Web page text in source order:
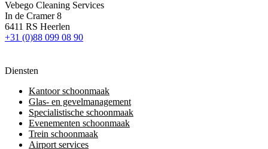
Vebego Cleaning Services
In de Cramer 8
6411 RS Heerlen
+31 (0)88 099 08 90
Diensten
Kantoor schoonmaak
Glas- en gevelmanagement
Specialistische schoonmaak
Evenementen schoonmaak
Trein schoonmaak
Airport services